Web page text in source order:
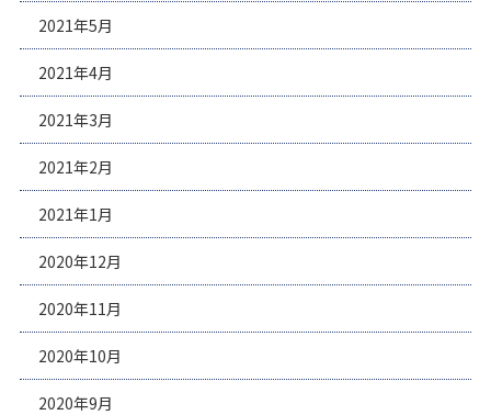
2021年5月
2021年4月
2021年3月
2021年2月
2021年1月
2020年12月
2020年11月
2020年10月
2020年9月